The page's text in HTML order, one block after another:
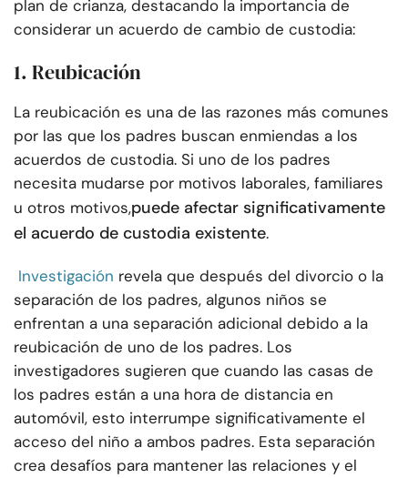
plan de crianza, destacando la importancia de
considerar un acuerdo de cambio de custodia:
1. Reubicación
La reubicación es una de las razones más comunes
por las que los padres buscan enmiendas a los
acuerdos de custodia. Si uno de los padres
necesita mudarse por motivos laborales, familiares
u otros motivos,puede afectar significativamente
el acuerdo de custodia existente.
Investigación revela que después del divorcio o la
separación de los padres, algunos niños se
enfrentan a una separación adicional debido a la
reubicación de uno de los padres. Los
investigadores sugieren que cuando las casas de
los padres están a una hora de distancia en
automóvil, esto interrumpe significativamente el
acceso del niño a ambos padres. Esta separación
crea desafíos para mantener las relaciones y el